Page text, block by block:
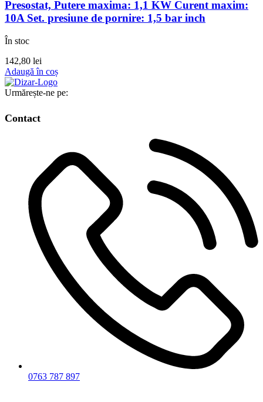
Presostat, Putere maxima: 1,1 KW Curent maxim:
10A Set. presiune de pornire: 1,5 bar inch
În stoc
142,80 lei
Adaugă în coș
Urmărește-ne pe:
Contact
0763 787 897